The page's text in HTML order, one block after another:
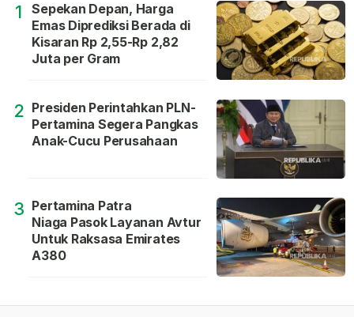
1
Sepekan Depan, Harga
Emas Diprediksi Berada di
Kisaran Rp 2,55-Rp 2,82
Juta per Gram
2 Presiden Perintahkan PLN-
Pertamina Segera Pangkas
Anak-Cucu Perusahaan
3 Pertamina Patra
Niaga Pasok Layanan Avtur
Untuk Raksasa Emirates
A380